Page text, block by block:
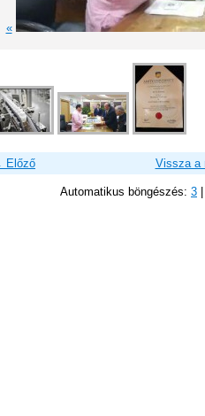
«
Előző Vissza a
Automatikus böngészés: 3